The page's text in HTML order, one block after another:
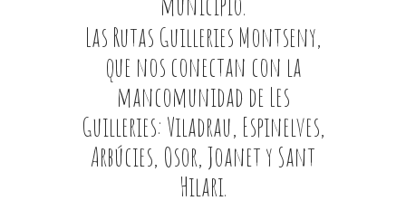
Las Rutas Guilleries Montseny,
que nos conectan con la
mancomunidad de Les
Guilleries: Viladrau, Espinelves,
Arbúcies, Osor, Joanet y Sant
Hilari.